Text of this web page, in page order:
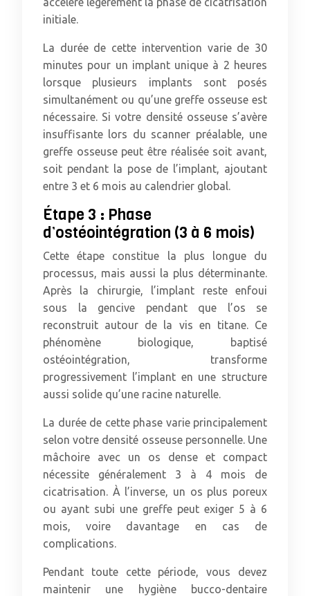
initiale.
La durée de cette intervention varie de 30
minutes pour un implant unique à 2 heures
lorsque plusieurs implants sont posés
simultanément ou qu’une greffe osseuse est
nécessaire. Si votre densité osseuse s’avère
insuffisante lors du scanner préalable, une
greffe osseuse peut être réalisée soit avant,
soit pendant la pose de l’implant, ajoutant
entre 3 et 6 mois au calendrier global.
Étape 3 : Phase
d’ostéointégration (3 à 6 mois)
Cette étape constitue la plus longue du
processus, mais aussi la plus déterminante.
Après la chirurgie, l’implant reste enfoui
sous la gencive pendant que l’os se
reconstruit autour de la vis en titane. Ce
phénomène biologique, baptisé
ostéointégration, transforme
progressivement l’implant en une structure
aussi solide qu’une racine naturelle.
La durée de cette phase varie principalement
selon votre densité osseuse personnelle. Une
mâchoire avec un os dense et compact
nécessite généralement 3 à 4 mois de
cicatrisation. À l’inverse, un os plus poreux
ou ayant subi une greffe peut exiger 5 à 6
mois, voire davantage en cas de
complications.
Pendant toute cette période, vous devez
maintenir une hygiène bucco-dentaire